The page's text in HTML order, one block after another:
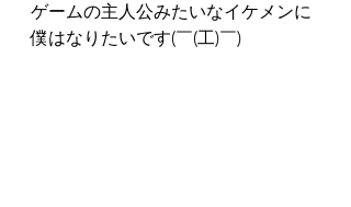
ゲームの主人公みたいなイケメンに
僕はなりたいです(￣(工)￣)